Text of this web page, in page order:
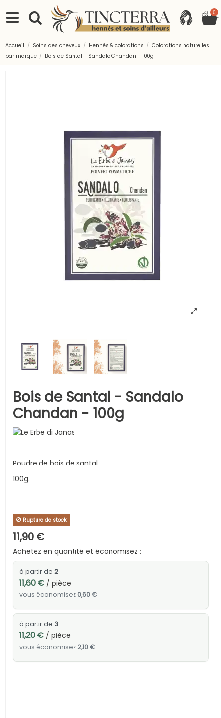
0
Accueil Soins des cheveux Hennés & colorations
Colorations naturelles
par marque
Bois de Santal - Sandalo Chandan - 100g
Bois de Santal - Sandalo
Chandan - 100g
Poudre de bois de santal.
100g.
Rupture de stock
11,90 €
Achetez en quantité et économisez :
à partir de 2
11,60 €/ pièce
vous économisez 0,60 €
à partir de 3
11,20 €/ pièce
vous économisez2,10 €